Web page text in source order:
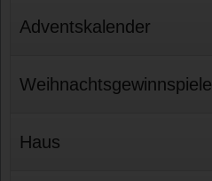
Adventskalender
Weihnachtsgewinnspiele
Haus